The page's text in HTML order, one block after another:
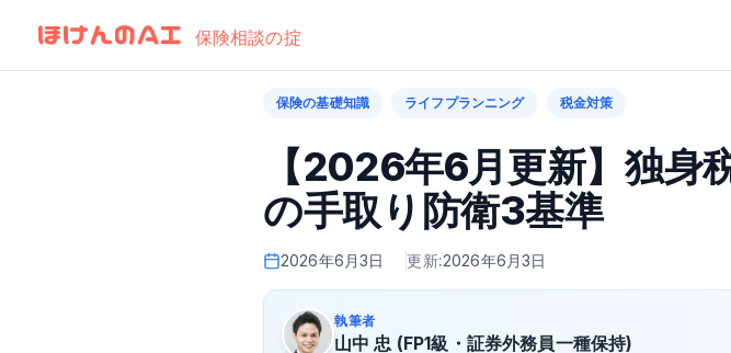
by Finatext
保険相談の掟
保険の基礎知識 ライフプランニング 税金対策
【2026年6月更新】独身
の手取り防衛3基準
2026年6月3日 更新:2026年6月3日
執筆者
山中 忠 (FP1級・証券外務員一種保持)